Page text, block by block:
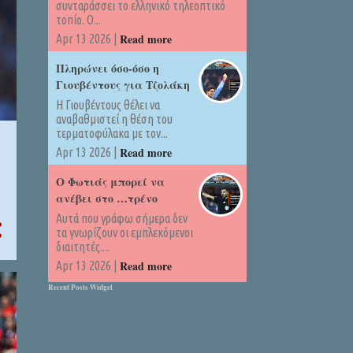
συνταράσσει το ελληνικό τηλεοπτικό
τοπίο. Ο...
Apr 13 2026 | Read more
Πληρώνει όσο-όσο η
Γιουβέντους για Τζολάκη
Η Γιουβέντους θέλει να
αναβαθμιστεί η θέση του
τερματοφύλακα με τον...
Apr 13 2026 | Read more
Ο Φωτιάς μπορεί να
ανέβει στο …τρένο
Αυτά που γράφω σήμερα δεν
τα γνωρίζουν οι εμπλεκόμενοι
διαιτητές....
Apr 13 2026 | Read more
Recent Posts Widget